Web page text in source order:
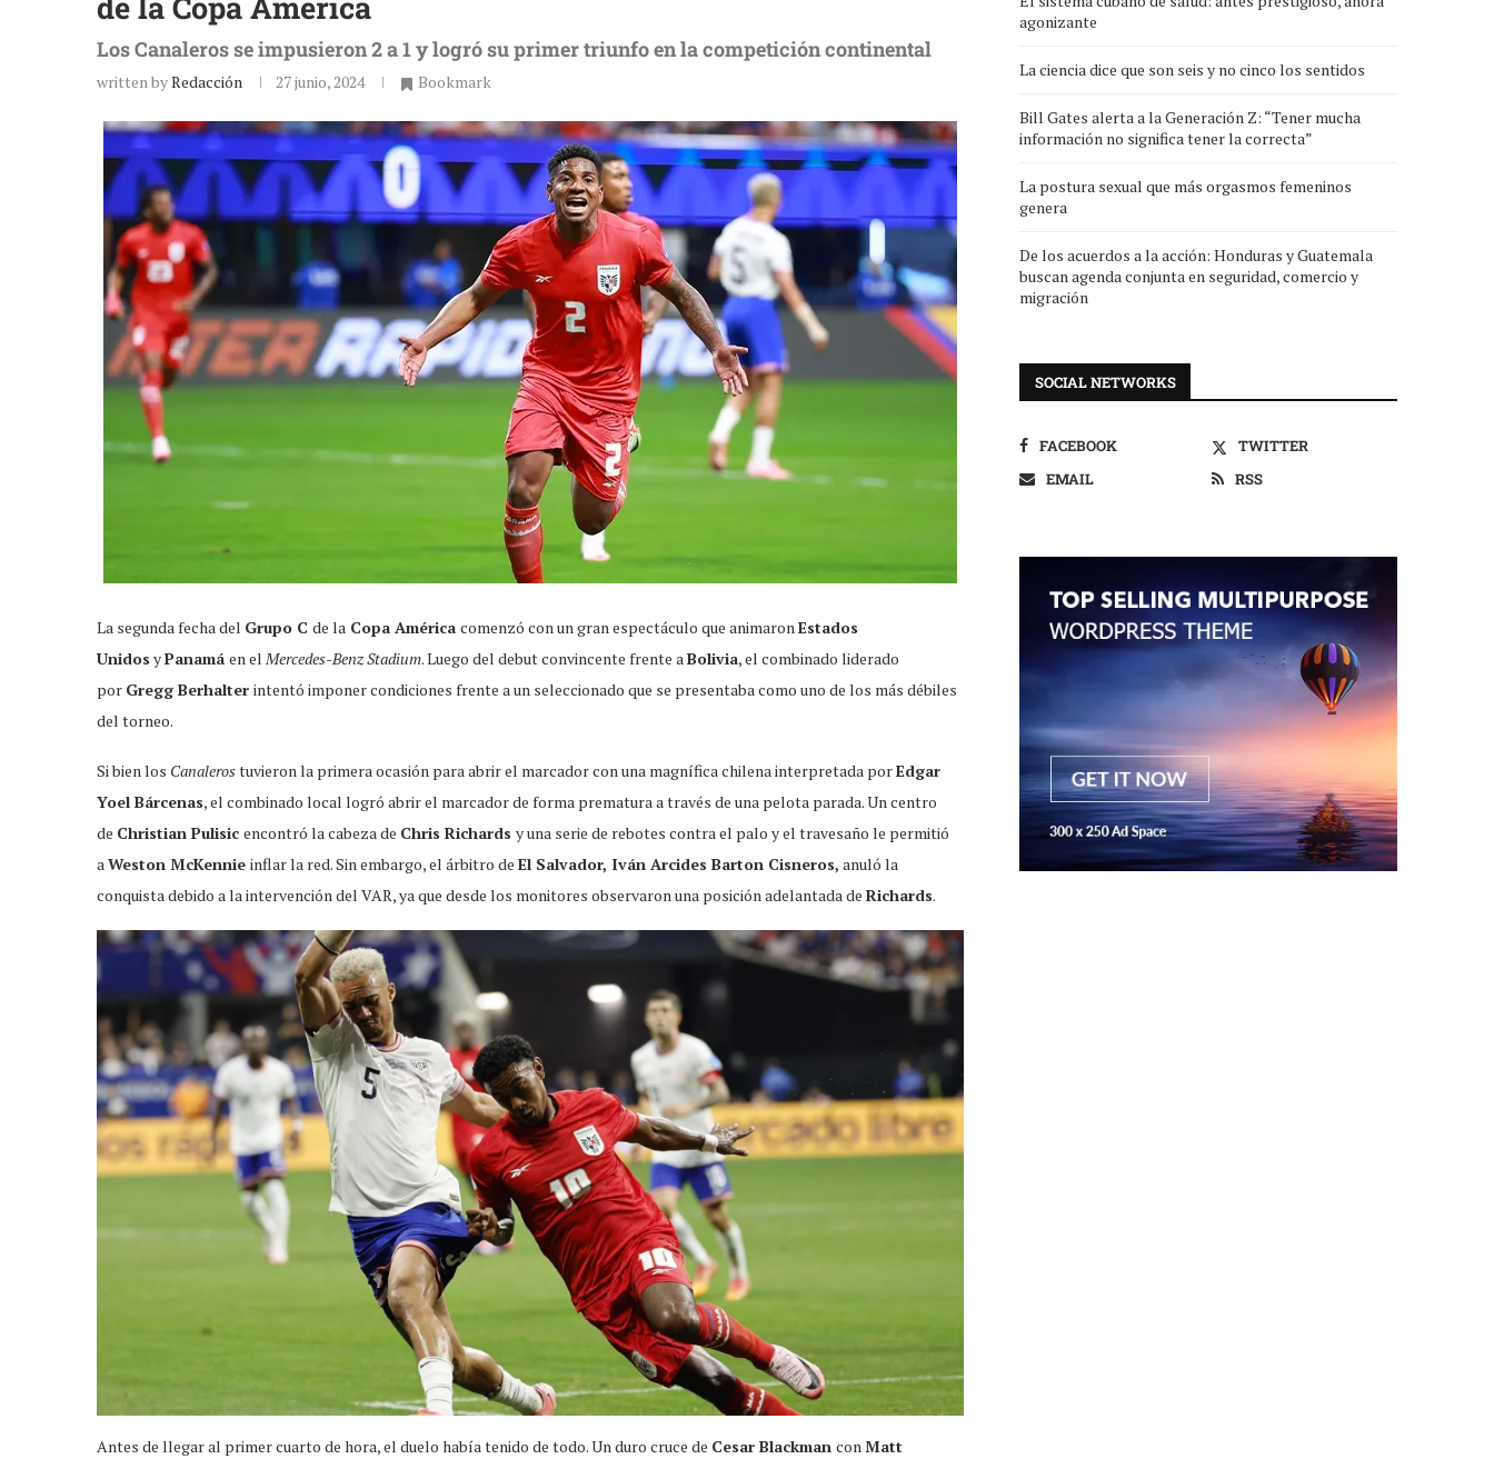
Los Canaleros se impusieron 2 a 1 y logró su primer triunfo en la competición continental
written byRedacción 27 junio, 2024 Bookmark
La segunda fecha del Grupo C de la Copa América comenzó con un gran espectáculo que animaronEstados
Unidos yPanamá en el Mercedes-Benz Stadium. Luego del debut convincente frente aBolivia, el combinado liderado
por Gregg Berhalter intentó imponer condiciones frente a un seleccionado que se presentaba como uno de los más débiles
del torneo.
Si bien los Canalerostuvieron la primera ocasión para abrir el marcador con una magnífica chilena interpretada porEdgar
Yoel Bárcenas, el combinado local logró abrir el marcador de forma prematura a través de una pelota parada. Un centro
de Christian Pulisic encontró la cabeza de Chris Richards y una serie de rebotes contra el palo y el travesaño le permitió
aWeston McKennie inflar la red. Sin embargo, el árbitro de El Salvador, Iván Arcides Barton Cisneros, anuló la
conquista debido a la intervención del VAR, ya que desde los monitores observaron una posición adelantada de Richards.
Antes de llegar al primer cuarto de hora, el duelo había tenido de todo. Un duro cruce de Cesar Blackman conMatt
agonizante
La ciencia dice que son seis y no cinco los sentidos
Bill Gates alerta a la Generación Z: “Tener mucha
información no significa tener la correcta”
La postura sexual que más orgasmos femeninos
genera
De los acuerdos a la acción: Honduras y Guatemala
buscan agenda conjunta en seguridad, comercio y
migración
SOCIAL NETWORKS
FACEBOOK
TWITTER
EMAIL
RSS